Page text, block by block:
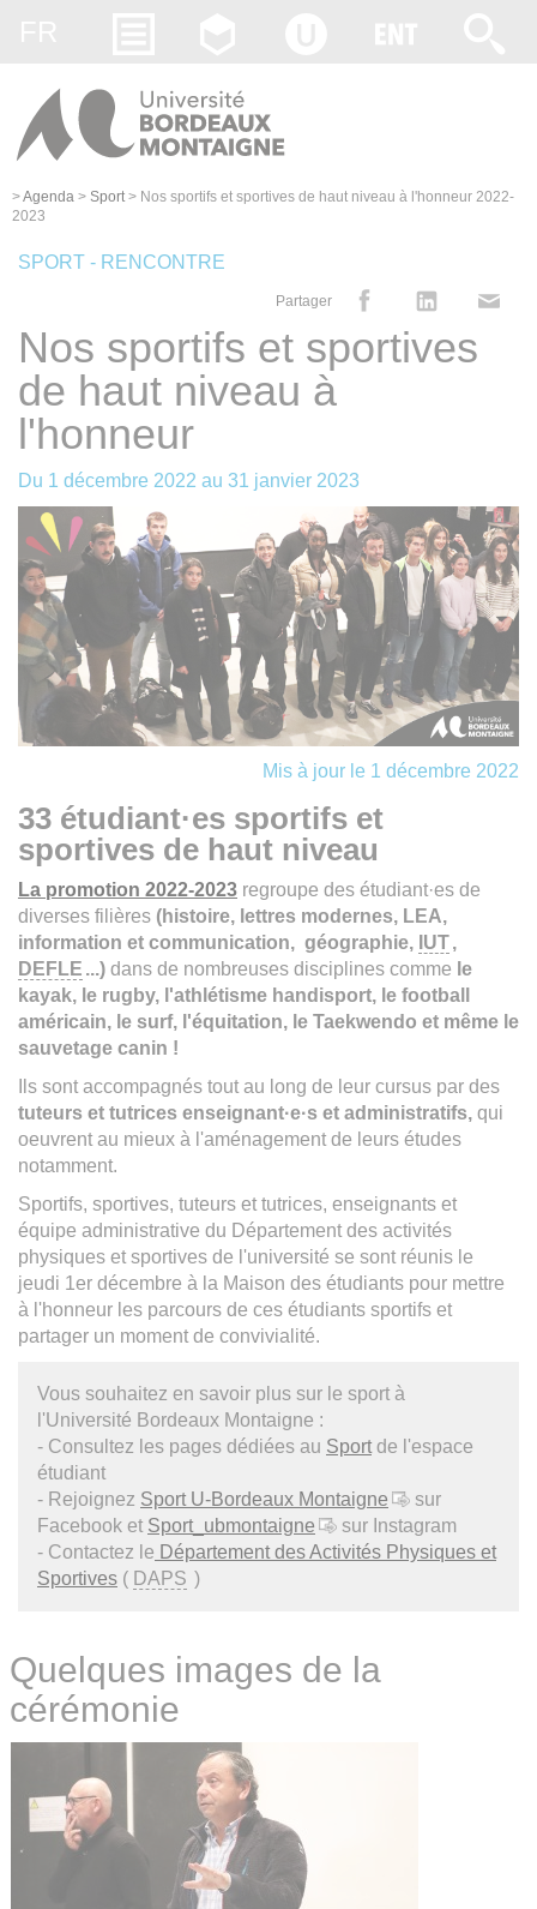
>Agenda > Sport > Nos sportifs et sportives de haut niveau à l'honneur 2022-
2023
SPORT - RENCONTRE
Partager
Nos sportifs et sportives
de haut niveau à
l'honneur
Du 1 décembre 2022 au 31 janvier 2023
Mis à jour le 1 décembre 2022
33 étudiant·es sportifs et
sportives de haut niveau
La promotion 2022-2023 regroupe des étudiant·es de
diverses filières (histoire, lettres modernes, LEA,
information et communication, géographie, IUT,
DEFLE ...)dans de nombreuses disciplines comme le
kayak, le rugby, l'athlétisme handisport, le football
américain, le surf, l'équitation, le Taekwendo et même le
sauvetage canin !
Ils sont accompagnés tout au long de leur cursus par des
tuteurs et tutrices enseignant·e·s et administratifs, qui
oeuvrent au mieux à l'aménagement de leurs études
notamment.
Sportifs, sportives, tuteurs et tutrices, enseignants et
équipe administrative du Département des activités
physiques et sportives de l'université se sont réunis le
jeudi 1er décembre à la Maison des étudiants pour mettre
à l'honneur les parcours de ces étudiants sportifs et
partager un moment de convivialité.
Vous souhaitez en savoir plus sur le sport à
l'Université Bordeaux Montaigne :
- Consultez les pages dédiées au Sport de l'espace
étudiant
- Rejoignez Sport U-Bordeaux Montaigne
sur
Facebook et Sport_ubmontaigne
sur Instagram
- Contactez le Département des Activités Physiques et
Sportives ( DAPS )
Quelques images de la
cérémonie